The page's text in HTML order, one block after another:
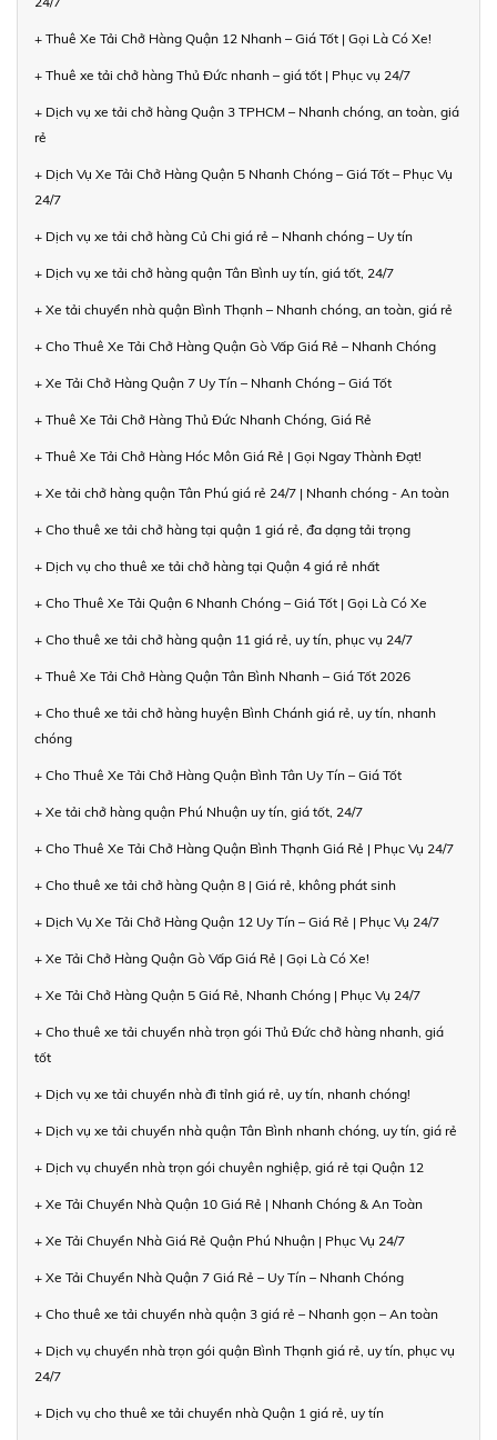
+ Thuê Xe Tải Chở Hàng Quận 12 Nhanh – Giá Tốt | Gọi Là Có Xe!
+ Thuê xe tải chở hàng Thủ Đức nhanh – giá tốt | Phục vụ 24/7
+ Dịch vụ xe tải chở hàng Quận 3 TPHCM – Nhanh chóng, an toàn, giá
rẻ
+ Dịch Vụ Xe Tải Chở Hàng Quận 5 Nhanh Chóng – Giá Tốt – Phục Vụ
24/7
+ Dịch vụ xe tải chở hàng Củ Chi giá rẻ – Nhanh chóng – Uy tín
+ Dịch vụ xe tải chở hàng quận Tân Bình uy tín, giá tốt, 24/7
+ Xe tải chuyển nhà quận Bình Thạnh – Nhanh chóng, an toàn, giá rẻ
+ Cho Thuê Xe Tải Chở Hàng Quận Gò Vấp Giá Rẻ – Nhanh Chóng
+ Xe Tải Chở Hàng Quận 7 Uy Tín – Nhanh Chóng – Giá Tốt
+ Thuê Xe Tải Chở Hàng Thủ Đức Nhanh Chóng, Giá Rẻ
+ Thuê Xe Tải Chở Hàng Hóc Môn Giá Rẻ | Gọi Ngay Thành Đạt!
+ Xe tải chở hàng quận Tân Phú giá rẻ 24/7 | Nhanh chóng - An toàn
+ Cho thuê xe tải chở hàng tại quận 1 giá rẻ, đa dạng tải trọng
+ Dịch vụ cho thuê xe tải chở hàng tại Quận 4 giá rẻ nhất
+ Cho Thuê Xe Tải Quận 6 Nhanh Chóng – Giá Tốt | Gọi Là Có Xe
+ Cho thuê xe tải chở hàng quận 11 giá rẻ, uy tín, phục vụ 24/7
+ Thuê Xe Tải Chở Hàng Quận Tân Bình Nhanh – Giá Tốt 2026
+ Cho thuê xe tải chở hàng huyện Bình Chánh giá rẻ, uy tín, nhanh
chóng
+ Cho Thuê Xe Tải Chở Hàng Quận Bình Tân Uy Tín – Giá Tốt
+ Xe tải chở hàng quận Phú Nhuận uy tín, giá tốt, 24/7
+ Cho Thuê Xe Tải Chở Hàng Quận Bình Thạnh Giá Rẻ | Phục Vụ 24/7
+ Cho thuê xe tải chở hàng Quận 8 | Giá rẻ, không phát sinh
+ Dịch Vụ Xe Tải Chở Hàng Quận 12 Uy Tín – Giá Rẻ | Phục Vụ 24/7
+ Xe Tải Chở Hàng Quận Gò Vấp Giá Rẻ | Gọi Là Có Xe!
+ Xe Tải Chở Hàng Quận 5 Giá Rẻ, Nhanh Chóng | Phục Vụ 24/7
+ Cho thuê xe tải chuyển nhà trọn gói Thủ Đức chở hàng nhanh, giá
tốt
+ Dịch vụ xe tải chuyển nhà đi tỉnh giá rẻ, uy tín, nhanh chóng!
+ Dịch vụ xe tải chuyển nhà quận Tân Bình nhanh chóng, uy tín, giá rẻ
+ Dịch vụ chuyển nhà trọn gói chuyên nghiệp, giá rẻ tại Quận 12
+ Xe Tải Chuyển Nhà Quận 10 Giá Rẻ | Nhanh Chóng & An Toàn
+ Xe Tải Chuyển Nhà Giá Rẻ Quận Phú Nhuận | Phục Vụ 24/7
+ Xe Tải Chuyển Nhà Quận 7 Giá Rẻ – Uy Tín – Nhanh Chóng
+ Cho thuê xe tải chuyển nhà quận 3 giá rẻ – Nhanh gọn – An toàn
+ Dịch vụ chuyển nhà trọn gói quận Bình Thạnh giá rẻ, uy tín, phục vụ
24/7
+ Dịch vụ cho thuê xe tải chuyển nhà Quận 1 giá rẻ, uy tín